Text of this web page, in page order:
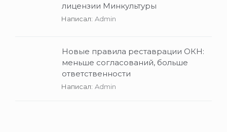
лицензии Минкультуры
Написал: Admin
Новые правила реставрации ОКН:
меньше согласований, больше
ответственности
Написал: Admin